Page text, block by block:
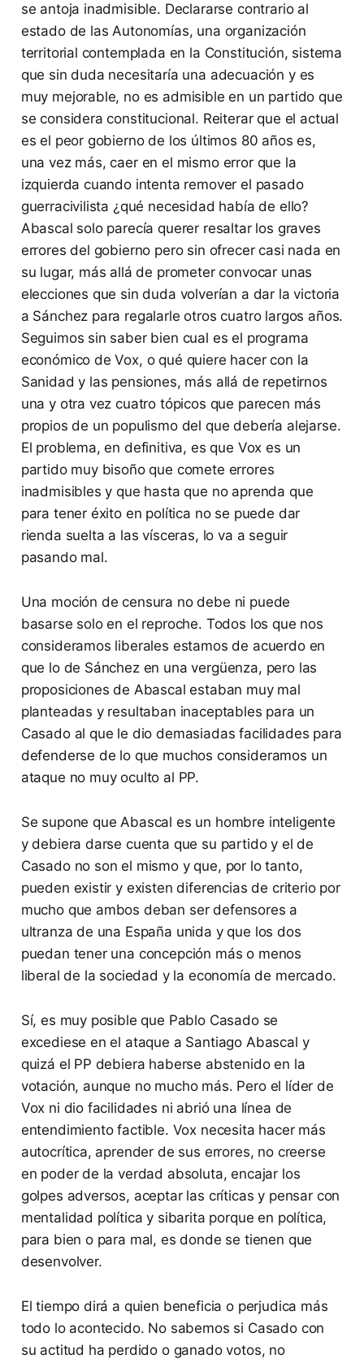
se antoja inadmisible. Declararse contrario al
estado de las Autonomías, una organización
territorial contemplada en la Constitución, sistema
que sin duda necesitaría una adecuación y es
muy mejorable, no es admisible en un partido que
se considera constitucional. Reiterar que el actual
es el peor gobierno de los últimos 80 años es,
una vez más, caer en el mismo error que la
izquierda cuando intenta remover el pasado
guerracivilista ¿qué necesidad había de ello?
Abascal solo parecía querer resaltar los graves
errores del gobierno pero sin ofrecer casi nada en
su lugar, más allá de prometer convocar unas
elecciones que sin duda volverían a dar la victoria
a Sánchez para regalarle otros cuatro largos años.
Seguimos sin saber bien cual es el programa
económico de Vox, o qué quiere hacer con la
Sanidad y las pensiones, más allá de repetirnos
una y otra vez cuatro tópicos que parecen más
propios de un populismo del que debería alejarse.
El problema, en definitiva, es que Vox es un
partido muy bisoño que comete errores
inadmisibles y que hasta que no aprenda que
para tener éxito en política no se puede dar
rienda suelta a las vísceras, lo va a seguir
pasando mal.
Una moción de censura no debe ni puede
basarse solo en el reproche. Todos los que nos
consideramos liberales estamos de acuerdo en
que lo de Sánchez en una vergüenza, pero las
proposiciones de Abascal estaban muy mal
planteadas y resultaban inaceptables para un
Casado al que le dio demasiadas facilidades para
defenderse de lo que muchos consideramos un
ataque no muy oculto al PP.
Se supone que Abascal es un hombre inteligente
y debiera darse cuenta que su partido y el de
Casado no son el mismo y que, por lo tanto,
pueden existir y existen diferencias de criterio por
mucho que ambos deban ser defensores a
ultranza de una España unida y que los dos
puedan tener una concepción más o menos
liberal de la sociedad y la economía de mercado.
Sí, es muy posible que Pablo Casado se
excediese en el ataque a Santiago Abascal y
quizá el PP debiera haberse abstenido en la
votación, aunque no mucho más. Pero el líder de
Vox ni dio facilidades ni abrió una línea de
entendimiento factible. Vox necesita hacer más
autocrítica, aprender de sus errores, no creerse
en poder de la verdad absoluta, encajar los
golpes adversos, aceptar las críticas y pensar con
mentalidad política y sibarita porque en política,
para bien o para mal, es donde se tienen que
desenvolver.
El tiempo dirá a quien beneficia o perjudica más
todo lo acontecido. No sabemos si Casado con
su actitud ha perdido o ganado votos, no